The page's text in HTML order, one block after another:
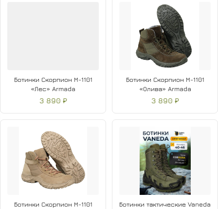
Ботинки Скорпион М-1101
«Лес» Armada
3 890 ₽
Ботинки Скорпион М-1101
«Олива» Armada
3 890 ₽
Ботинки Скорпион М-1101
Ботинки тактические Vaneda